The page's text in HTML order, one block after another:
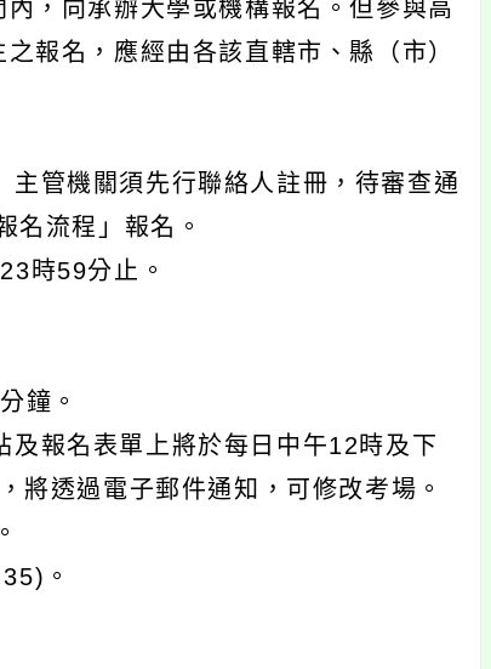
，向承辦大學或機構報名。但參與高
報名，應經由各該直轄市、縣（市）
管機關須先行聯絡人註冊，待審查通
名流程」報名。
時59分止。
鐘。
報名表單上將於每日中午12時及下
將透過電子郵件通知，可修改考場。
。